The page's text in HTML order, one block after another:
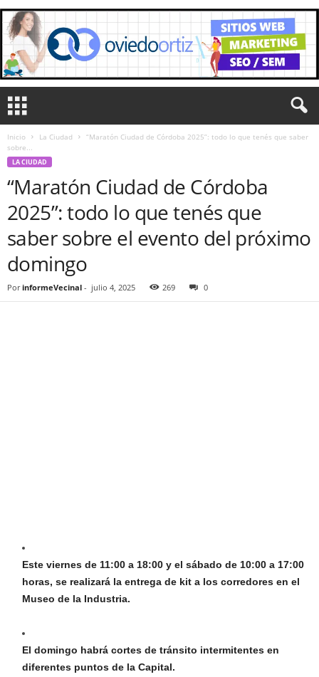
Inicio La Ciudad
“Maratón Ciudad de Córdoba 2025”: todo lo que tenés que saber
sobre...
LA CIUDAD
“Maratón Ciudad de Córdoba
2025”: todo lo que tenés que
saber sobre el evento del próximo
domingo
Por informeVecinal - julio 4, 2025 269 0
Este viernes de 11:00 a 18:00 y el sábado de 10:00 a 17:00
horas, se realizará la entrega de kit a los corredores en el
Museo de la Industria.
El domingo habrá cortes de tránsito intermitentes en
diferentes puntos de la Capital.